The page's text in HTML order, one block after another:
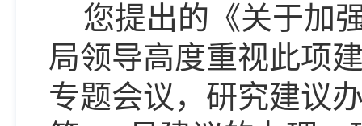
您提出的《关于加
局领导高度重视此项
专题会议，研究建议